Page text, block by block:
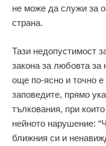
не може да служи за
страна.
Тази недопустимост
закона за любовта за
още по-ясно и точно е
заповедите, прямо
тълкования, при
нейното нарушение:
ближния си и